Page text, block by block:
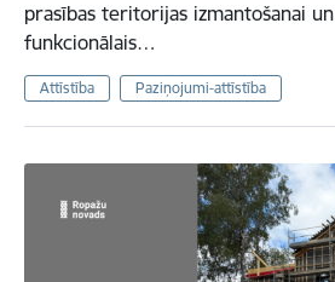
prasības teritorijas izmantošanai
funkcionālais…
Attīstība Paziņojumi-attīstība